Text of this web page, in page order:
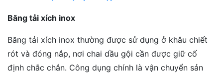
Băng tải xích inox
Băng tải xích inox thường được sử dụng ở khâu chiết
rót và đóng nắp, nơi chai dầu gội cần được giữ cố
định chắc chắn. Công dụng chính là vận chuyển sản